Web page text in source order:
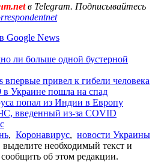
в Telegram. Подписывайтесь
Google News
ли больше одной бустерной
привел к гибели человека
в Украине пошла на спад
попал из Индии в Европу
введенный из-за COVID
, Коронавирус, новости Украины
необходимый текст и
об этом редакции.